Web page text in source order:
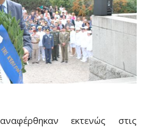
εκτενώς στις